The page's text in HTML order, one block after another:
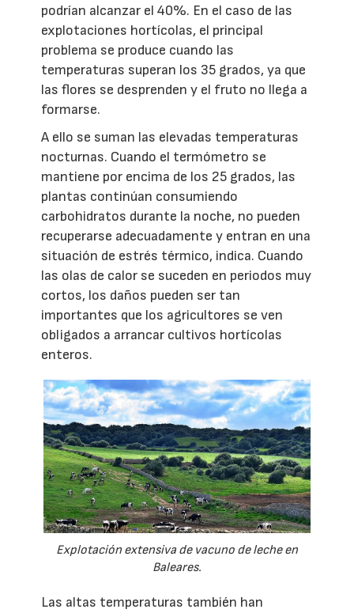
podrían alcanzar el 40%. En el caso de las
explotaciones hortícolas, el principal
problema se produce cuando las
temperaturas superan los 35 grados, ya que
las flores se desprenden y el fruto no llega a
formarse.
A ello se suman las elevadas temperaturas
nocturnas. Cuando el termómetro se
mantiene por encima de los 25 grados, las
plantas continúan consumiendo
carbohidratos durante la noche, no pueden
recuperarse adecuadamente y entran en una
situación de estrés térmico, indica. Cuando
las olas de calor se suceden en periodos muy
cortos, los daños pueden ser tan
importantes que los agricultores se ven
obligados a arrancar cultivos hortícolas
enteros.
Explotación extensiva de vacuno de leche en
Baleares.
Las altas temperaturas también han